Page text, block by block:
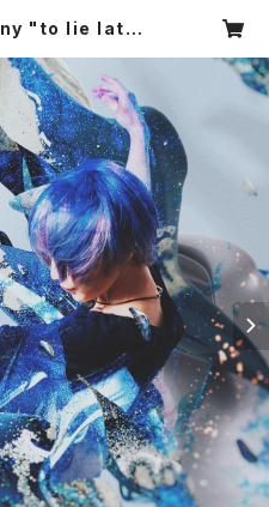
"to lie laten